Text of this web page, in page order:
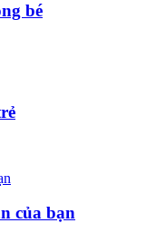
bé
của bạn